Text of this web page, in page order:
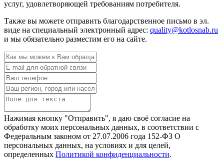
услуг, удовлетворяющей требованиям потребителя.
Также вы можете отправить благодарственное письмо в эл.
виде на специальный электронный адрес: quality@kotlosnab.ru
и мы обязательно разместим его на сайте.
Нажимая кнопку "Отправить", я даю своё согласие на
обработку моих персональных данных, в соответствии с
Федеральным законом от 27.07.2006 года 152-ФЗ О
персональных данных, на условиях и для целей,
определенных Политикой конфиденциальности.